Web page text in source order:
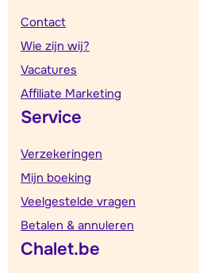
Contact
Wie zijn wij?
Vacatures
Affiliate Marketing
Service
Verzekeringen
Mijn boeking
Veelgestelde vragen
Betalen & annuleren
Chalet.be